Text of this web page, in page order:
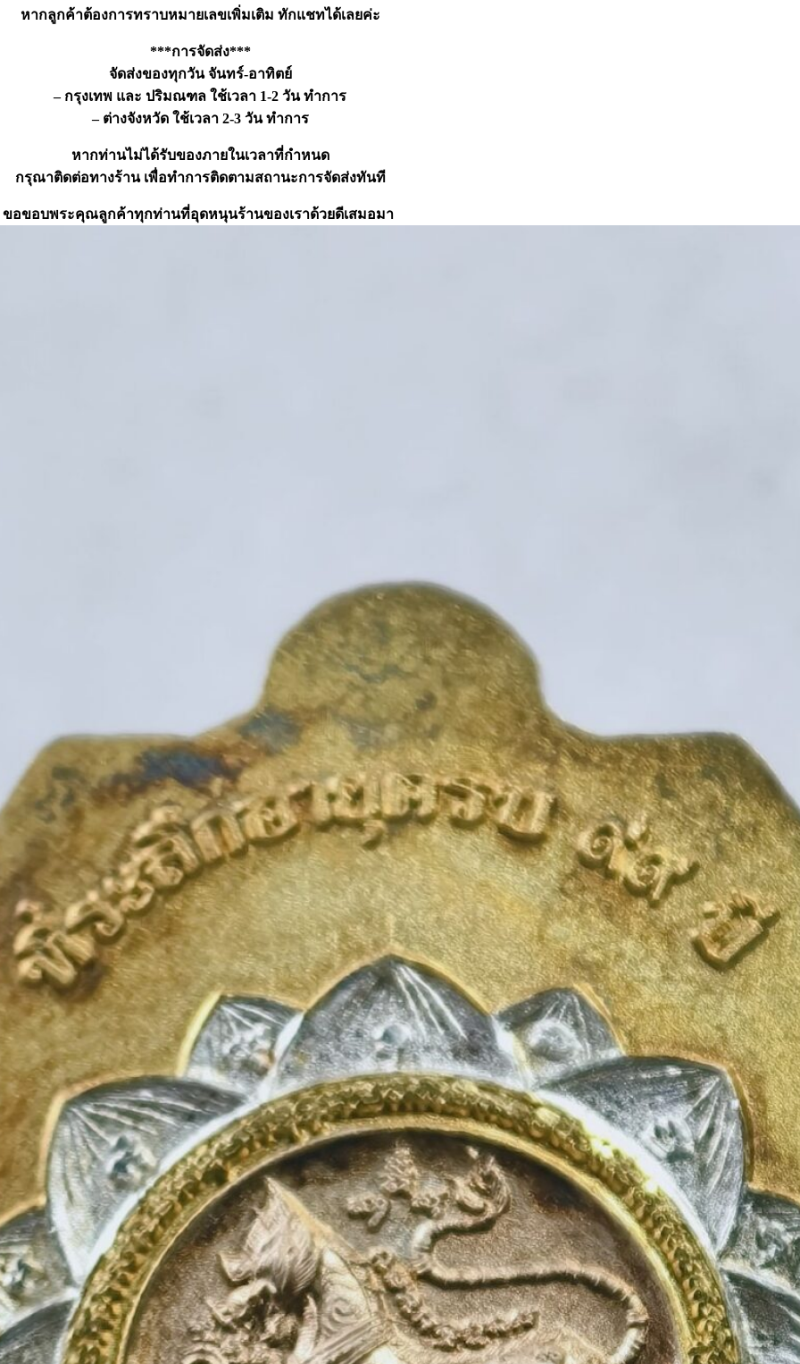
หากลูกค้าต้องการทราบหมายเลขเพิ่มเติม ทักแชทได้เลยค่ะ
***การจัดส่ง***
จัดส่งของทุกวัน จันทร์-อาทิตย์
– กรุงเทพ และ ปริมณฑล ใช้เวลา 1-2 วัน ทำการ
– ต่างจังหวัด ใช้เวลา 2-3 วัน ทำการ
หากท่านไม่ได้รับของภายในเวลาที่กำหนด
กรุณาติดต่อทางร้าน เพื่อทำการติดตามสถานะการจัดส่งทันที
ขอขอบพระคุณลูกค้าทุกท่านที่อุดหนุนร้านของเราด้วยดีเสมอมา